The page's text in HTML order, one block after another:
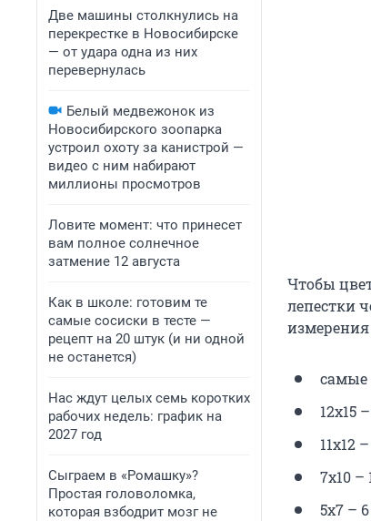
Две машины столкнулись на
перекрестке в Новосибирске
— от удара одна из них
перевернулась
Белый медвежонок из
Новосибирского зоопарка
устроил охоту за канистрой —
видео с ним набирают
миллионы просмотров
Ловите момент: что принесет
вам полное солнечное
затмение 12 августа
Как в школе: готовим те
самые сосиски в тесте —
рецепт на 20 штук (и ни одной
не останется)
Нас ждут целых семь коротких
рабочих недель: график на
2027 год
Сыграем в «Ромашку»?
Простая головоломка,
которая взбодрит мозг не
Чтобы
лепестки
самые
12х15
11х12
7х10 –
5х7 –